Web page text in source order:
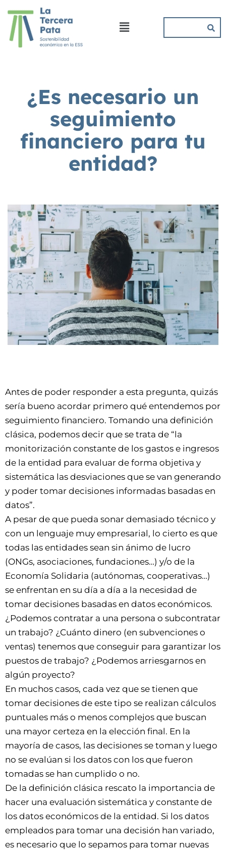
¿Es necesario un
seguimiento
financiero para tu
entidad?
Antes de poder responder a esta pregunta, quizás
sería bueno acordar primero qué entendemos por
seguimiento financiero. Tomando una definición
clásica, podemos decir que se trata de “la
monitorización constante de los gastos e ingresos
de la entidad para evaluar de forma objetiva y
sistemática las desviaciones que se van generando
y poder tomar decisiones informadas basadas en
datos”.
A pesar de que pueda sonar demasiado técnico y
con un lenguaje muy empresarial, lo cierto es que
todas las entidades sean sin ánimo de lucro
(ONGs, asociaciones, fundaciones…) y/o de la
Economía Solidaria (autónomas, cooperativas…)
se enfrentan en su día a día a la necesidad de
tomar decisiones basadas en datos económicos.
¿Podemos contratar a una persona o subcontratar
un trabajo? ¿Cuánto dinero (en subvenciones o
ventas) tenemos que conseguir para garantizar los
puestos de trabajo? ¿Podemos arriesgarnos en
algún proyecto?
En muchos casos, cada vez que se tienen que
tomar decisiones de este tipo se realizan cálculos
puntuales más o menos complejos que buscan
una mayor certeza en la elección final. En la
mayoría de casos, las decisiones se toman y luego
no se evalúan si los datos con los que fueron
tomadas se han cumplido o no.
De la definición clásica rescato la importancia de
hacer una evaluación sistemática y constante de
los datos económicos de la entidad. Si los datos
empleados para tomar una decisión han variado,
es necesario que lo sepamos para tomar nuevas